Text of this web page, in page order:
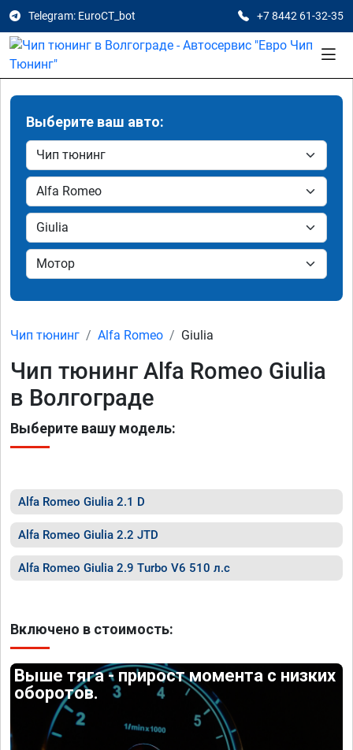
Telegram: EuroCT_bot +7 8442 61-32-35
Выберите ваш авто:
Чип тюнинг Alfa Romeo Giulia
Чип тюнинг Alfa Romeo Giulia
в Волгограде
Выберите вашу модель:
Alfa Romeo Giulia 2.1 D
Alfa Romeo Giulia 2.2 JTD
Alfa Romeo Giulia 2.9 Turbo V6 510 л.с
Включено в стоимость:
Выше тяга - прирост момента с низких
оборотов.